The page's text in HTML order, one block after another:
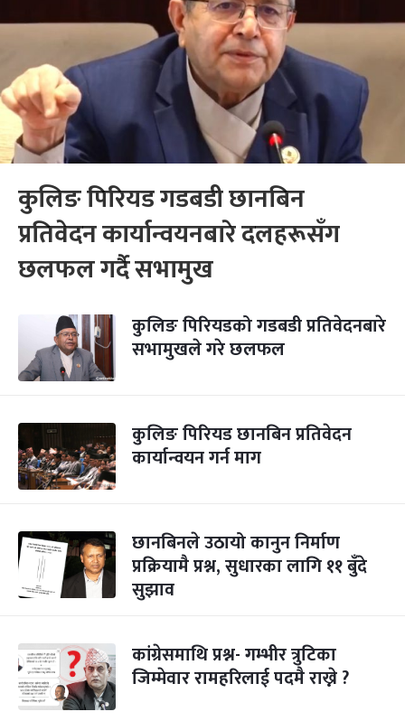
कुलिङ पिरियड गडबडी छानबिन
प्रतिवेदन कार्यान्वयनबारे दलहरूसँग
छलफल गर्दै सभामुख
कुलिङ पिरियडको गडबडी प्रतिवेदनबारे
सभामुखले गरे छलफल
कुलिङ पिरियड छानबिन प्रतिवेदन
कार्यान्वयन गर्न माग
छानबिनले उठायो कानुन निर्माण
प्रक्रियामै प्रश्न, सुधारका लागि ११ बुँदे
सुझाव
कांग्रेसमाथि प्रश्न- गम्भीर त्रुटिका
जिम्मेवार रामहरिलाई पदमै राख्ने ?